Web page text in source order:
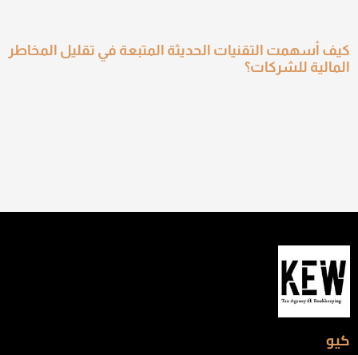
كيف أسهمت التقنيات الحديثة المتبعة في تقليل المخاطر
المالية للشركات؟
كيو